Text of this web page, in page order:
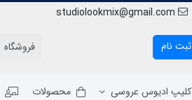
studiolookmix@gmail.com
ثبت نام
کلیپ ادیوس عروسی محصولات